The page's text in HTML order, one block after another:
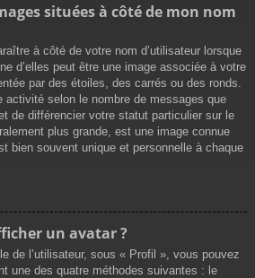
situées à côté de mon nom
à côté de votre nom d’utilisateur lorsque
d’elles peut être une image associée à votre
par des étoiles, des carrés ou des ronds.
activité selon le nombre de messages que
de différencier votre statut particulier sur le
plus grande, est une image connue
bien souvent unique et personnelle à chaque
un avatar ?
de l’utilisateur, sous « Profil », vous pouvez
une des quatre méthodes suivantes : le